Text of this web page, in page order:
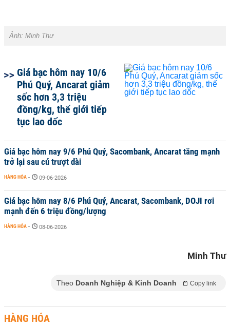
Ảnh: Minh Thư
Giá bạc hôm nay 10/6
Phú Quý, Ancarat giảm
sốc hơn 3,3 triệu
đồng/kg, thế giới tiếp
tục lao dốc
Giá bạc hôm nay 9/6 Phú Quý, Sacombank, Ancarat tăng mạnh
trở lại sau cú trượt dài
HÀNG HÓA - 09-06-2026
Giá bạc hôm nay 8/6 Phú Quý, Ancarat, Sacombank, DOJI rơi
mạnh đến 6 triệu đồng/lượng
HÀNG HÓA - 08-06-2026
Minh Thư
Theo Doanh Nghiệp & Kinh Doanh Copy link
HÀNG HÓA